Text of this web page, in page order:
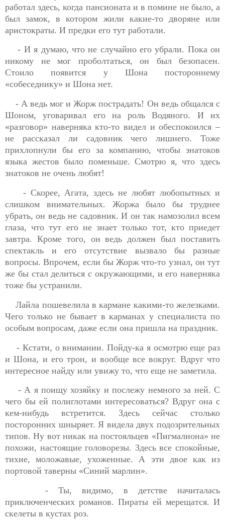
работал здесь, когда пансионата и в помине не было, а
был замок, в котором жили какие-то дворяне или
аристократы. И предки его тут работали.
- И я думаю, что не случайно его убрали. Пока он
никому не мог проболтаться, он был безопасен.
Стоило появится у Шона постороннему
«собеседнику» и Шона нет.
- А ведь мог и Жорж пострадать! Он ведь общался с
Шоном, уговаривал его на роль Водяного. И их
«разговор» наверняка кто-то видел и обеспокоился –
не рассказал ли садовник чего лишнего. Тоже
прихлопнули бы его за компанию, чтобы знатоков
языка жестов было поменьше. Смотрю я, что здесь
знатоков не очень любят!
- Скорее, Агата, здесь не любят любопытных и
слишком внимательных. Жоржа было бы труднее
убрать, он ведь не садовник. И он так намозолил всем
глаза, что тут его не знает только тот, кто приедет
завтра. Кроме того, он ведь должен был поставить
спектакль и его отсутствие вызвало бы разные
вопросы. Впрочем, если бы Жоржчто-то узнал, он тут
же бы стал делиться с окружающими, и его наверняка
тоже бы устранили.
Лайла пошевелила в кармане какими-то железками.
Чего только не бывает в карманах у специалиста по
особым вопросам, даже если она пришла на праздник.
- Кстати, о внимании. Пойду-ка я осмотрю еще раз
и Шона, и его трон, и вообще все вокруг. Вдруг что
интересное найду или увижу то, что еще не заметила.
- А я поищу хозяйку и послежу немного за ней. С
чего бы ей полиглотами интересоваться? Вдруг она с
кем-нибудь встретится. Здесь сейчас столько
посторонних шныряет. Я видела двух подозрительных
типов. Ну вот никак на постояльцев «Пигмалиона» не
похожи, настоящие головорезы. Здесь все спокойные,
тихие, моложавые, ухоженные. А эти двое как из
портовой таверны «Синий марлин».
- Ты, видимо, в детстве начиталась
приключенческих романов. Пираты ей мерещатся. И
скелеты в кустах роз.